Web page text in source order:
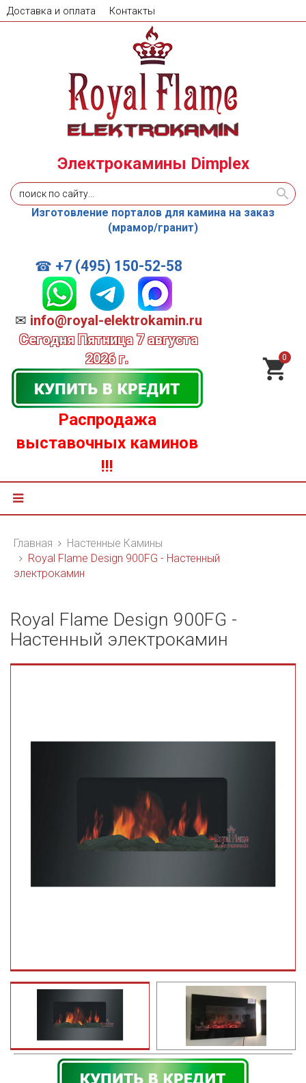
Доставка и оплата Контакты
☎ +7 (495) 150-52-58
✉ info@royal-elektrokamin.ru
Сегодня Пятница 7 августа
2026 г.
Распродажа
выставочных каминов
!!!
Электрокамины Dimplex
Изготовление порталов для камина на заказ
(мрамор/гранит)
0
Главная
Настенные Камины
Royal Flame Design 900FG - Настенный
электрокамин
Royal Flame Design 900FG -
Настенный электрокамин